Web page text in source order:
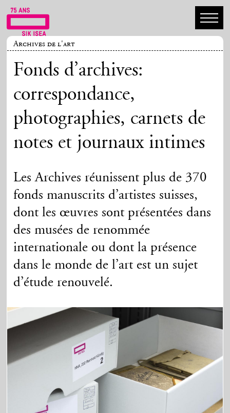
Archives de l'art
Fonds d’archives:
correspondance,
photographies, carnets de
notes et journaux intimes
Les Archives réunissent plus de 370
fonds manuscrits d’artistes suisses,
dont les œuvres sont présentées dans
des musées de renommée
internationale ou dont la présence
dans le monde de l’art est un sujet
d’étude renouvelé.